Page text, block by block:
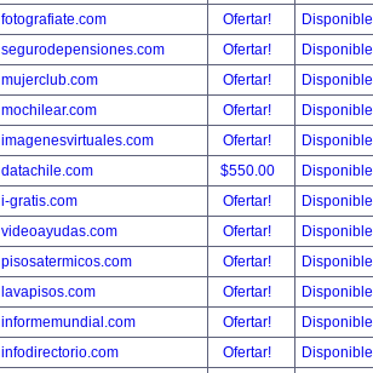
fotografiate.com
Ofertar!
Disponible
segurodepensiones.com
Ofertar!
Disponible
mujerclub.com
Ofertar!
Disponible
mochilear.com
Ofertar!
Disponible
imagenesvirtuales.com
Ofertar!
Disponible
datachile.com
$550.00
Disponible
i-gratis.com
Ofertar!
Disponible
videoayudas.com
Ofertar!
Disponible
pisosatermicos.com
Ofertar!
Disponible
lavapisos.com
Ofertar!
Disponible
informemundial.com
Ofertar!
Disponible
infodirectorio.com
Ofertar!
Disponible